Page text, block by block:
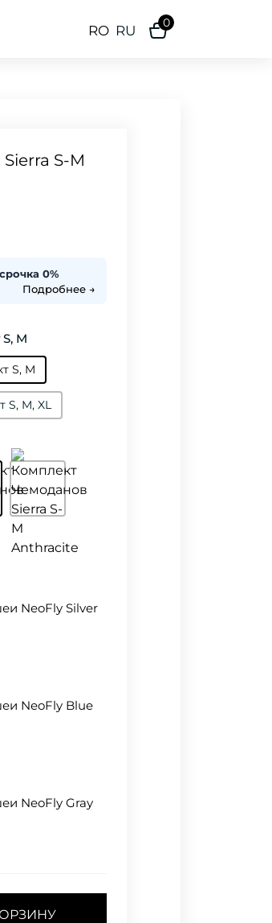
RO RU 0
S-M
0%
Подробнее →
M
S, M
S, M, XL
NeoFly Silver
NeoFly Blue
NeoFly Gray